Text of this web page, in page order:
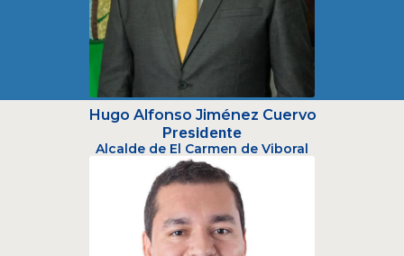
Hugo Alfonso Jiménez Cuervo
Presidente
Alcalde de El Carmen de Viboral